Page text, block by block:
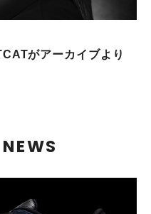
がアーカイブより